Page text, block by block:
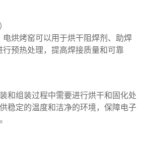
电烘烤窑可以用于烘干阻焊剂、助焊
行预热处理，提高焊接质量和可靠
和组装过程中需要进行烘干和固化处
稳定的温度和洁净的环境，保障电子